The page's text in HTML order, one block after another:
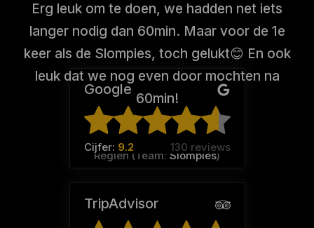
Erg leuk om te doen, we hadden net iets
langer nodig dan 60min. Maar voor de 1e
keer als de Slompies, toch gelukt😊 En ook
leuk dat we nog even door mochten na
60min!
Regien (Team: Slompies)
Google
Cijfer: 9.2 130 reviews
TripAdvisor